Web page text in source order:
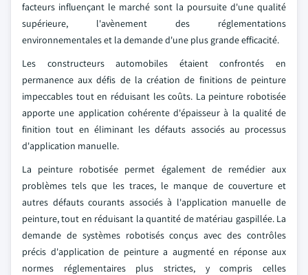
facteurs influençant le marché sont la poursuite d'une qualité
supérieure, l'avènement des réglementations
environnementales et la demande d'une plus grande efficacité.
Les constructeurs automobiles étaient confrontés en
permanence aux défis de la création de finitions de peinture
impeccables tout en réduisant les coûts. La peinture robotisée
apporte une application cohérente d'épaisseur à la qualité de
finition tout en éliminant les défauts associés au processus
d'application manuelle.
La peinture robotisée permet également de remédier aux
problèmes tels que les traces, le manque de couverture et
autres défauts courants associés à l'application manuelle de
peinture, tout en réduisant la quantité de matériau gaspillée. La
demande de systèmes robotisés conçus avec des contrôles
précis d'application de peinture a augmenté en réponse aux
normes réglementaires plus strictes, y compris celles